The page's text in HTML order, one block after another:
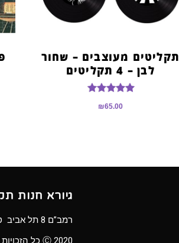
תקליטים מעוצבים – שחור
לבן – 4 תקליטים
5.00
₪65.00
גיורא חנות
רמב”ם 8 תל אביב טל:
Ⓒ 2020 כל הזכויות שמורות לגיורא חנות תקליטים